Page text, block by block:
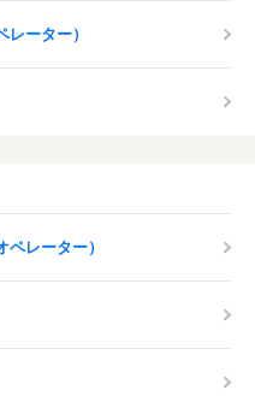
ーター）
レーター）